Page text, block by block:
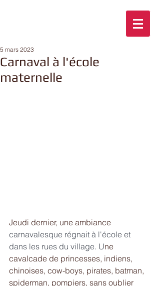
Carnaval à l'école
maternelle
5 mars 2023
Jeudi dernier, une ambiance
carnavalesque régnait à l'école et
dans les rues du village. Une
cavalcade de princesses, indiens,
chinoises, cow-boys, pirates, batman,
spiderman, pompiers, sans oublier